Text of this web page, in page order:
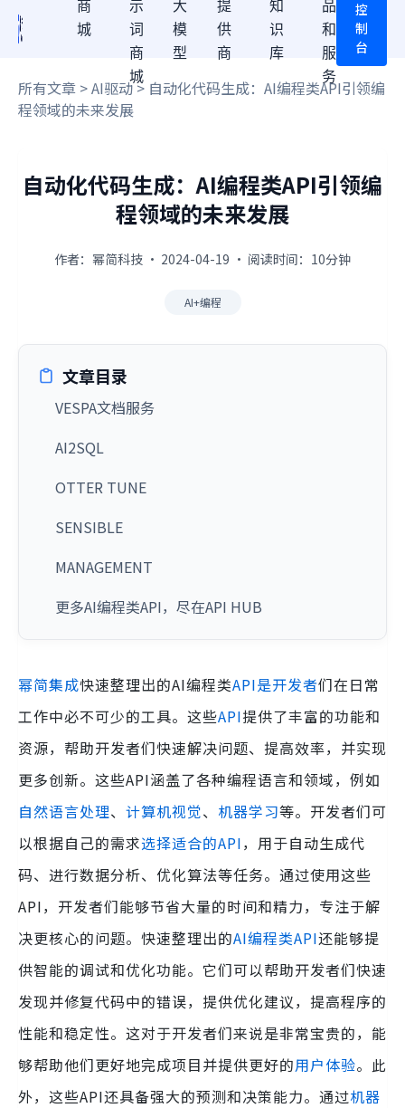
商
城
示
词
商
城
大
模
型
提
供
商
知
识
库
品
和
服
务
控
制
台
所有文章 >AI驱动> 自动化代码生成：AI编程类API引领编
程领域的未来发展
自动化代码生成：AI编程类API引领编
程领域的未来发展
作者：幂简科技 · 2024-04-19 · 阅读时间：10分钟
AI+编程
文章目录
VESPA文档服务
AI2SQL
OTTER TUNE
SENSIBLE
MANAGEMENT
更多AI编程类API，尽在API HUB
幂简集成快速整理出的AI编程类API是开发者们在日常
工作中必不可少的工具。这些API提供了丰富的功能和
资源，帮助开发者们快速解决问题、提高效率，并实现
更多创新。这些API涵盖了各种编程语言和领域，例如
自然语言处理、 计算机视觉、 机器学习等。开发者们可
以根据自己的需求选择适合的API，用于自动生成代
码、进行数据分析、优化算法等任务。通过使用这些
API，开发者们能够节省大量的时间和精力，专注于解
决更核心的问题。快速整理出的AI编程类API还能够提
供智能的调试和优化功能。它们可以帮助开发者们快速
发现并修复代码中的错误，提供优化建议，提高程序的
性能和稳定性。这对于开发者们来说是非常宝贵的，能
够帮助他们更好地完成项目并提供更好的用户体验。此
外，这些API还具备强大的预测和决策能力。通过机器